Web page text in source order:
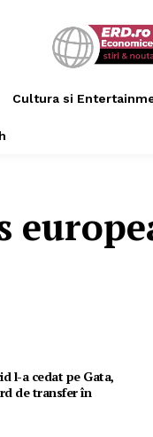
Cultura si
l-a cedat pe Gata,
de transfer în